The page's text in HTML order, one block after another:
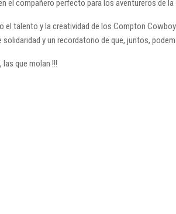
el compañero perfecto para los aventureros de
talento y la creatividad de los Compton
y un recordatorio de que, juntos,
que molan !!!